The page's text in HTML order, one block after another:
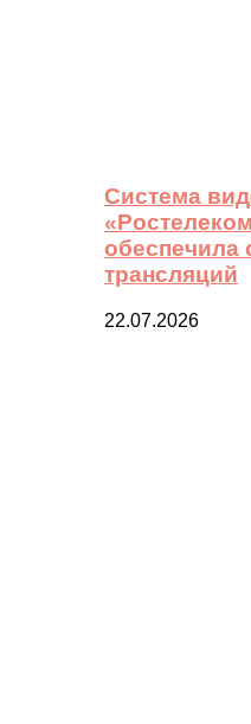
Система
обеспечила
трансляций
22.07.2026